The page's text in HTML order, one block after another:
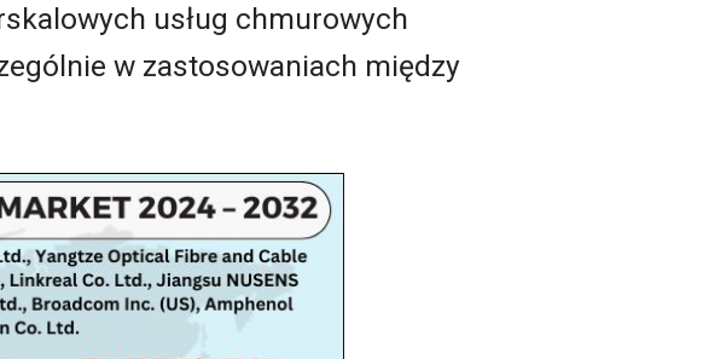
usług chmurowych
w zastosowaniach między